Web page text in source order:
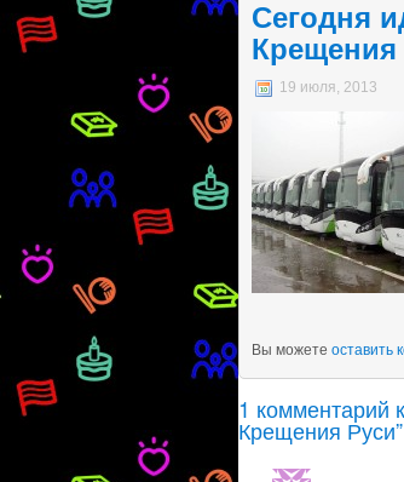
Сегодня
Крещения
19 июля, 2013
Вы можете оставить
1 комментарий
Крещения Руси”